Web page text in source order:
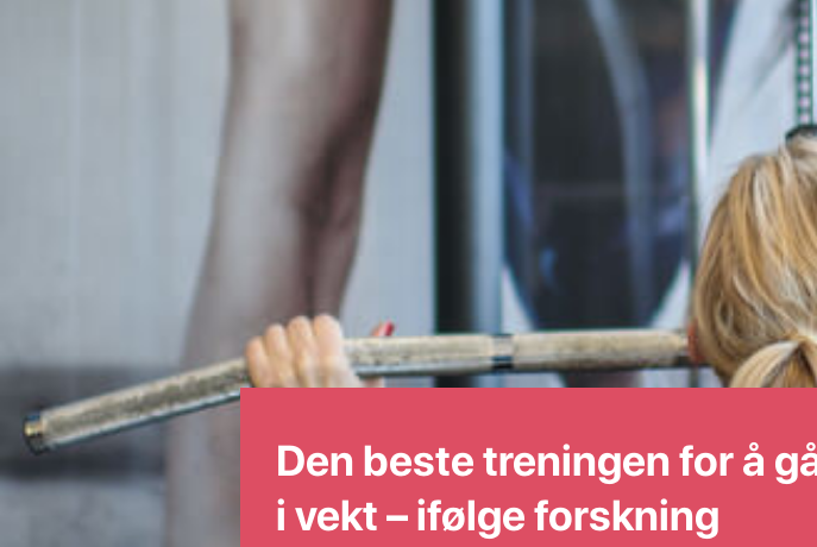
Den beste treningen for å
i vekt – ifølge forskning